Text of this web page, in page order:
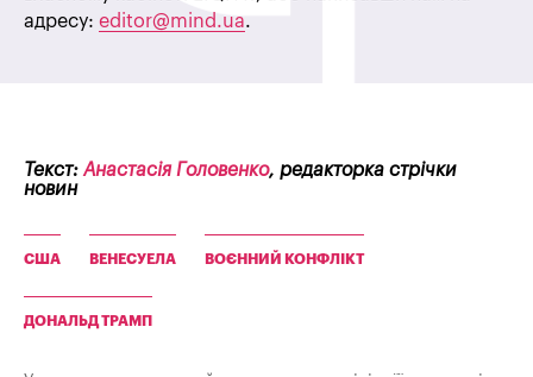
адресу: editor@mind.ua.
Текст: Анастасія Головенко, редакторка стрічки
новин
США ВЕНЕСУЕЛА ВОЄННИЙ КОНФЛІКТ
ДОНАЛЬД ТРАМП